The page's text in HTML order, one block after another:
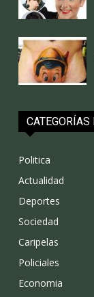
Politica
Actualidad
Deportes
Sociedad
Caripelas
Policiales
Economia